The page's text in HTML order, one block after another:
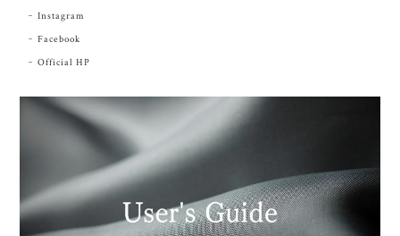
Instagram
Facebook
Official HP